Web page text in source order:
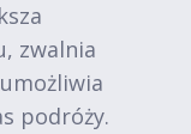
zwalnia
podróży.